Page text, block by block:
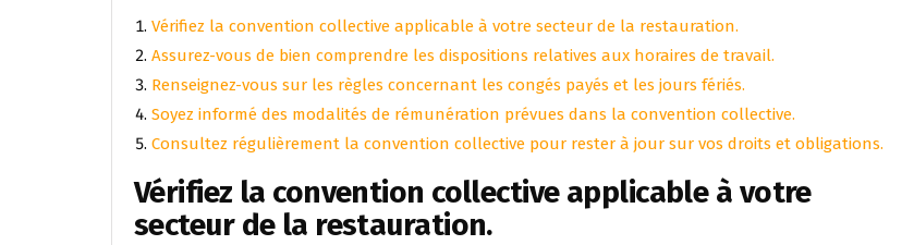
Vérifiez la convention collective applicable à votre secteur de la restauration.
Assurez-vous de bien comprendre les dispositions relatives aux horaires de travail.
Renseignez-vous sur les règles concernant les congés payés et les jours fériés.
Soyez informé des modalités de rémunération prévues dans la convention collective.
Consultez régulièrement la convention collective pour rester à jour sur vos droits et obligations.
Vérifiez la convention collective applicable à votre
secteur de la restauration.